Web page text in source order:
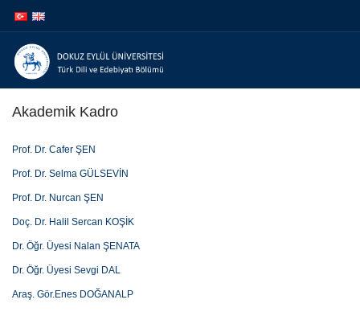
atla
atla
Akademik Kadro
Prof. Dr. Cafer ŞEN
Prof. Dr. Selma GÜLSEVİN
Prof. Dr. Nurcan ŞEN
Doç. Dr. Halil Sercan KOŞİK
Dr. Öğr. Üyesi Nalan ŞENATA
Dr. Öğr. Üyesi Sevgi DAL
Araş. Gör.Enes DOĞANALP